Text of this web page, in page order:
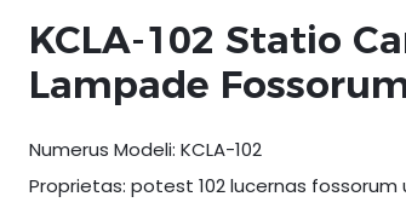
KCLA-102 Statio
Lampade
Numerus Modeli: KCLA-102
Proprietas: potest 102 lucernas